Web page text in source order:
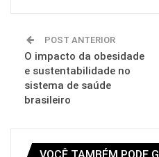
POST ANTERIOR
O impacto da obesidade
e sustentabilidade no
sistema de saúde
brasileiro